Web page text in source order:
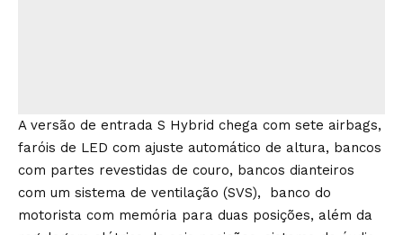
A versão de entrada S Hybrid chega com sete airbags,
faróis de LED com ajuste automático de altura, bancos
com partes revestidas de couro, bancos dianteiros
com um sistema de ventilação (SVS), banco do
motorista com memória para duas posições, além da